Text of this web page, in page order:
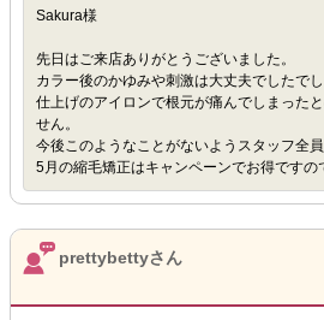
Sakura様
先日はご来店ありがとうございました。
カラー後のかゆみや刺激は大丈夫でしたでし
仕上げのアイロンで根元が痛んでしまった
せん。
今後このようなことがないようスタッフ全
5月の縮毛矯正はキャンペーンでお得ですの
prettybettyさん